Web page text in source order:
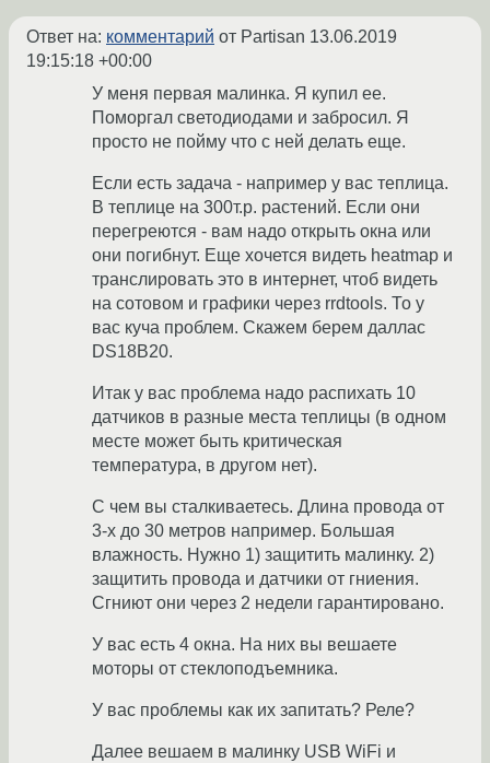
Ответ на: комментарий от Partisan 13.06.2019
19:15:18 +00:00
У меня первая малинка. Я купил ее.
Поморгал светодиодами и забросил. Я
просто не пойму что с ней делать еще.
Если есть задача - например у вас теплица.
В теплице на 300т.р. растений. Если они
перегреются - вам надо открыть окна или
они погибнут. Еще хочется видеть heatmap и
транслировать это в интернет, чтоб видеть
на сотовом и графики через rrdtools. То у
вас куча проблем. Скажем берем даллас
DS18B20.
Итак у вас проблема надо распихать 10
датчиков в разные места теплицы (в одном
месте может быть критическая
температура, в другом нет).
С чем вы сталкиваетесь. Длина провода от
3-х до 30 метров например. Большая
влажность. Нужно 1) защитить малинку. 2)
защитить провода и датчики от гниения.
Сгниют они через 2 недели гарантировано.
У вас есть 4 окна. На них вы вешаете
моторы от стеклоподъемника.
У вас проблемы как их запитать? Реле?
Далее вешаем в малинку USB WiFi и